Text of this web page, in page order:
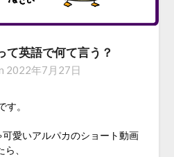
て英語で何て言う？
2022年7月27日
す。
愛いアルパカのショート動画
、